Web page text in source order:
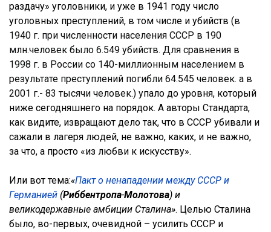
раздачу» уголовники, и уже в 1941 году число
уголовных преступлений, в том числе и убийств (в
1940 г. при численности населения СССР в 190
млн.человек было 6.549 убийств. Для сравнения в
1998 г. в России со 140-миллионным населением в
результате преступлений погибли 64.545 человек. а в
2001 г.- 83 тысячи человек.) упало до уровня, который
ниже сегодняшнего на порядок. А авторы Стандарта,
как видите, извращают дело так, что в СССР убивали и
сажали в лагеря людей, не важно, каких, и не важно,
за что, а просто «из любви к искусству».
Или вот тема:«Пакт о ненападении между СССР и
Германией (Риббентропа-Молотова) и
великодержавные амбиции Сталина». Целью Сталина
было, во-первых, очевидной – усилить СССР и